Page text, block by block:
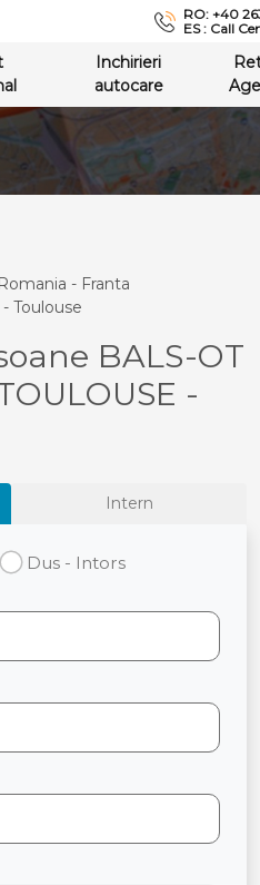
RO: +40
ES : Call
Inchirieri
autocare
Romania - Franta
Toulouse
BALS-OT
-
Intern
Dus - Intors